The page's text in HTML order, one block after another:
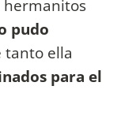
hermanitos
pudo
tanto ella
para el